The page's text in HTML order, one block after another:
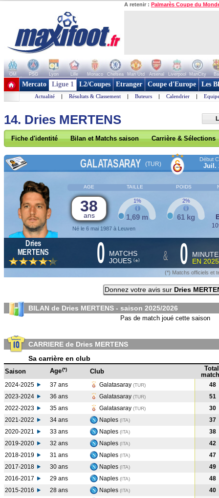
A retenir : Palmarès Coupe du
OM PSG Lyon Lille Monaco Chelsea Man Utd Arsenal Liverpool ManCity
+ de clubs
Mercato Ligue 1 L2/Coupes Etranger Coupe d'Europe Les
Actualité | Résultats & Classement | Buteurs | Calendrier |
14. Dries MERTENS
Fiche d'identité Bilan et Matchs saison Carrière & Sélections
GALATASARAY (TUR)
Début
Juil.
AGE TAILLE POIDS
38
ans
Né le 6 mai 1987 à Leuven
1,69 m
1%
61 kg
2%
Dries
MERTENS
0 MATCHS
JOUES (*) & 0
EN
(*) Matchs officiels et
Donnez votre avis sur Dries
BILAN de Dries MERTENS - saison 2025/2026
Pas de match joué cette saison
CARRIERE de Dries MERTENS
Sa carrière en club
Saison Age(*) Club
Total
2024-2025 37 ans Galatasaray (TUR)
48
2023-2024
36 ans Galatasaray (TUR)
51
2022-2023
35 ans Galatasaray (TUR)
30
2021-2022
34 ans Naples (ITA)
37
2020-2021
33 ans Naples (ITA)
38
2019-2020
32 ans Naples (ITA)
42
2018-2019
31 ans Naples (ITA)
47
2017-2018
30 ans Naples (ITA)
49
2016-2017
29 ans Naples (ITA)
48
2015-2016
28 ans Naples (ITA)
40